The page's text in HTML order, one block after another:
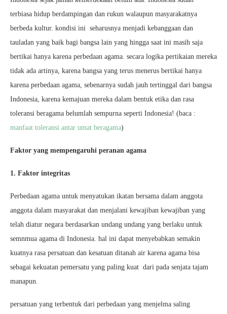
terbiasa hidup berdampingan dan rukun walaupun masyarakatnya
berbeda kultur. kondisi ini seharusnya menjadi kebanggaan dan
tauladan yang baik bagi bangsa lain yang hingga saat ini masih saja
bertikai hanya karena perbedaan agama. secara logika pertikaian mereka
tidak ada artinya, karena bangsa yang terus menerus bertikai hanya
karena perbedaan agama, sebenarnya sudah jauh tertinggal dari bangsa
Indonesia, karena kemajuan mereka dalam bentuk etika dan rasa
toleransi beragama belumlah sempurna seperti Indonesia! (baca :
manfaat toleransi antar umat beragama)
Faktor yang mempengaruhi peranan agama
1. Faktor integritas
Perbedaan agama untuk menyatukan ikatan bersama dalam anggota
anggota dalam masyarakat dan menjalani kewajiban kewajiban yang
telah diatur negara berdasarkan undang undang yang berlaku untuk
semnmua agama di Indonesia. hal ini dapat menyebabkan semakin
kuatnya rasa persatuan dan kesatuan ditanah air karena agama bisa
sebagai kekuatan pemersatu yang paling kuat dari pada senjata tajam
manapun.
persatuan yang terbentuk dari perbedaan yang menjelma saling